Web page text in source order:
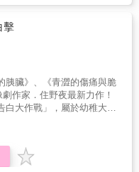
那棵茂盛的櫻花樹下，那
୨୧ ────ღ 實力派本
命」在著手這部作品之前，
，小川糸感到一部分的心
出生長大的她無法親自前
電力、過著平常的生活，
惡感和愧疚感。此時，她突
使命」是什麼——她能寫，
緞帶》便是她為受傷的心
的力量。ღ 牽繫生命與生命
是一隻小鳥，牠肯定壓根
人勇氣，又或者將誰與誰
是單純地活著，存在於牠所
前邁進。 在兩人從學
同朋友果凜眼中， 這點子
是由成年人所計劃出來
傻眼的他，仍決定出手幫
抑情感
還亂的心意與友情將走向何
的。正因對方是無可替代、
要認真對待。」 ──牧羊少
擊
胰臟》、《青澀的傷痛與脆
作家．住野夜最新力作！
大作戰」，屬於幼稚大人
為我失戀。為了無可取代
大作戰揭開序幕！在即將
千鶴訂下婚約，同時偷偷擬